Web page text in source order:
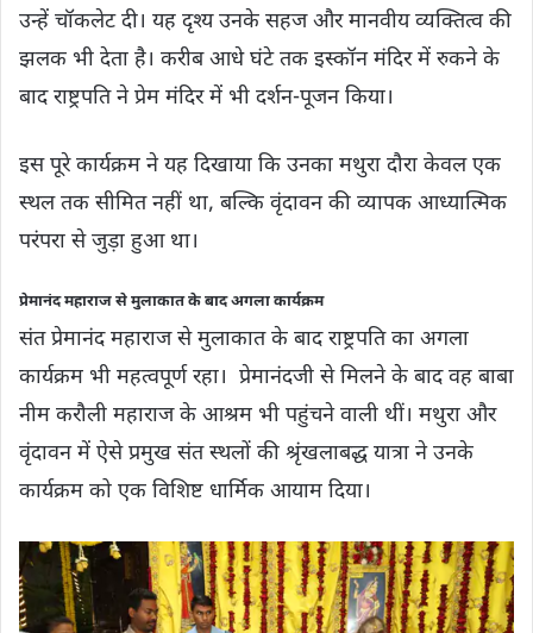
उन्हें चॉकलेट दी। यह दृश्य उनके सहज और मानवीय व्यक्तित्व की
झलक भी देता है। करीब आधे घंटे तक इस्कॉन मंदिर में रुकने के
बाद राष्ट्रपति ने प्रेम मंदिर में भी दर्शन-पूजन किया।
इस पूरे कार्यक्रम ने यह दिखाया कि उनका मथुरा दौरा केवल एक
स्थल तक सीमित नहीं था, बल्कि वृंदावन की व्यापक आध्यात्मिक
परंपरा से जुड़ा हुआ था।
प्रेमानंद महाराज से मुलाकात के बाद अगला कार्यक्रम
संत प्रेमानंद महाराज से मुलाकात के बाद राष्ट्रपति का अगला
कार्यक्रम भी महत्वपूर्ण रहा। प्रेमानंदजी से मिलने के बाद वह बाबा
नीम करौली महाराज के आश्रम भी पहुंचने वाली थीं। मथुरा और
वृंदावन में ऐसे प्रमुख संत स्थलों की श्रृंखलाबद्ध यात्रा ने उनके
कार्यक्रम को एक विशिष्ट धार्मिक आयाम दिया।